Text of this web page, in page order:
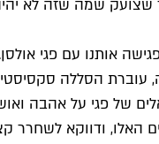
שמה שזה לא
של פגי על אהבה
האלו, ודווקא